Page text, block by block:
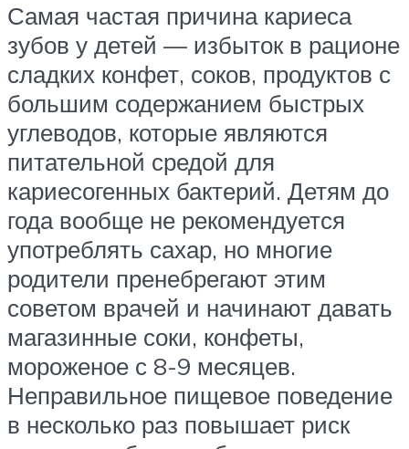
Самая частая причина кариеса
зубов у детей — избыток в рационе
сладких конфет, соков, продуктов с
большим содержанием быстрых
углеводов, которые являются
питательной средой для
кариесогенных бактерий. Детям до
года вообще не рекомендуется
употреблять сахар, но многие
родители пренебрегают этим
советом врачей и начинают давать
магазинные соки, конфеты,
мороженое с 8-9 месяцев.
Неправильное пищевое поведение
в несколько раз повышает риск